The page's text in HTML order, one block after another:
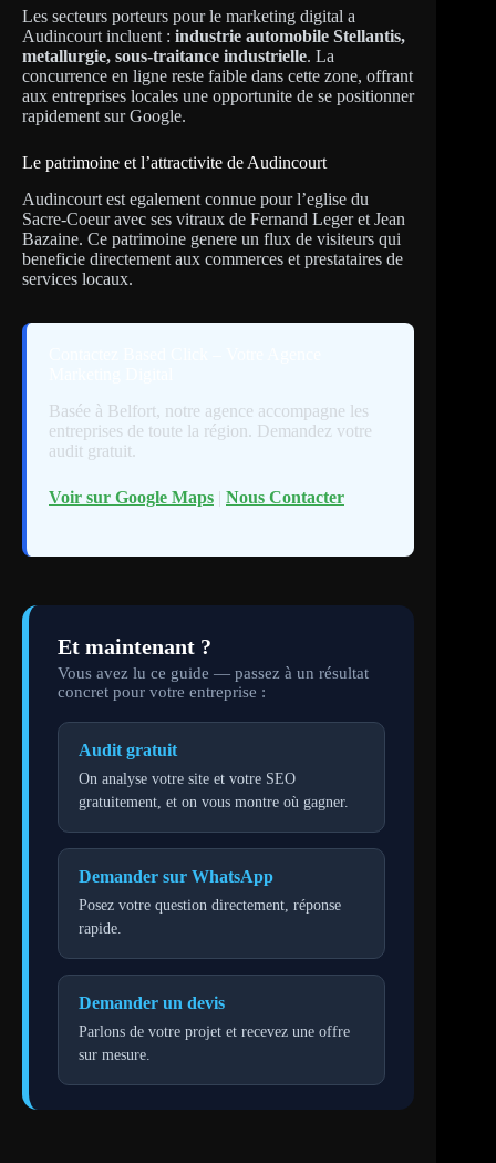
Les secteurs porteurs pour le marketing digital a
Audincourt incluent : industrie automobile Stellantis,
metallurgie, sous-traitance industrielle. La
concurrence en ligne reste faible dans cette zone, offrant
aux entreprises locales une opportunite de se positionner
rapidement sur Google.
Le patrimoine et l’attractivite de Audincourt
Audincourt est egalement connue pour l’eglise du
Sacre-Coeur avec ses vitraux de Fernand Leger et Jean
Bazaine. Ce patrimoine genere un flux de visiteurs qui
beneficie directement aux commerces et prestataires de
services locaux.
Basée à Belfort, notre agence accompagne les
entreprises de toute la région. Demandez votre
audit gratuit.
Voir sur Google Maps | Nous Contacter
Et maintenant ?
Vous avez lu ce guide — passez à un résultat
concret pour votre entreprise :
Audit gratuit
On analyse votre site et votre SEO
gratuitement, et on vous montre où gagner.
Demander sur WhatsApp
Posez votre question directement, réponse
rapide.
Demander un devis
Parlons de votre projet et recevez une offre
sur mesure.